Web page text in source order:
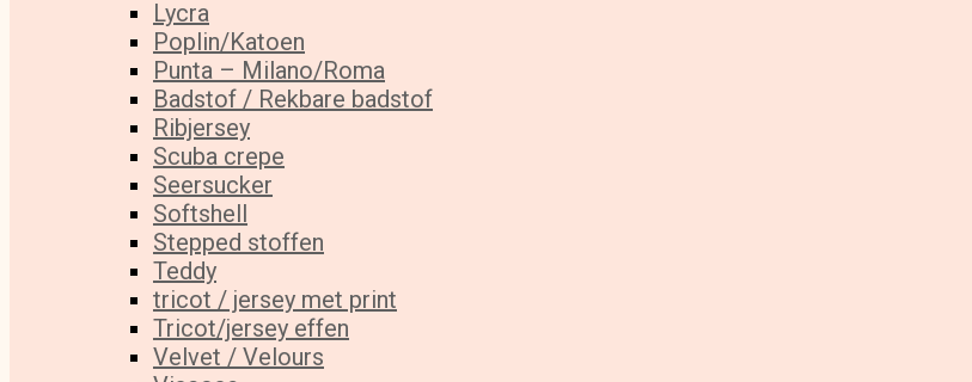
Lycra
Poplin/Katoen
Punta – Milano/Roma
Badstof / Rekbare badstof
Ribjersey
Scuba crepe
Seersucker
Softshell
Stepped stoffen
Teddy
tricot / jersey met print
Tricot/jersey effen
Velvet / Velours